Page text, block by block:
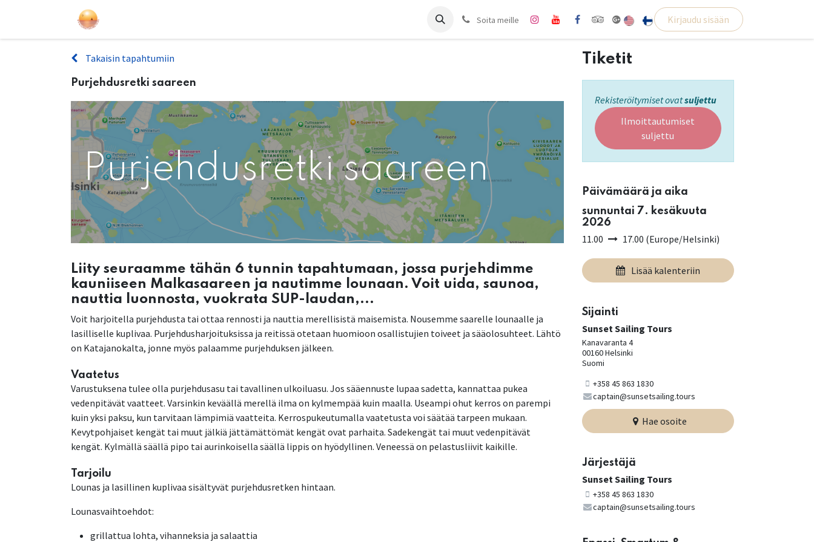
Ota yhteyttäSoita meille Kirjaudu sisään
Takaisin tapahtumiin
Purjehdusretki saareen
Purjehdusretki saareen
Liity seuraamme tähän 6 tunnin tapahtumaan, jossa purjehdimme
kauniiseen Malkasaareen ja nautimme lounaan. Voit uida, saunoa,
nauttia luonnosta, vuokrata SUP-laudan,...
Voit harjoitella purjehdusta tai ottaa rennosti ja nauttia merellisistä maisemista. Nousemme saarelle lounaalle ja
lasilliselle kuplivaa. Purjehdusharjoituksissa ja reitissä otetaan huomioon osallistujien toiveet ja sääolosuhteet. Lähtö
on Katajanokalta, jonne myös palaamme purjehduksen jälkeen.
Vaatetus
Varustuksena tulee olla purjehdusasu tai tavallinen ulkoiluasu. Jos sääennuste lupaa sadetta, kannattaa pukea
vedenpitävät vaatteet. Varsinkin keväällä merellä ilma on kylmempää kuin maalla. Useampi ohut kerros on parempi
kuin yksi paksu, kun tarvitaan lämpimiä vaatteita. Kerrospukeutumalla vaatetusta voi säätää tarpeen mukaan.
Kevytpohjaiset kengät tai muut jälkiä jättämättömät kengät ovat parhaita. Sadekengät tai muut vedenpitävät
kengät. Kylmällä säällä pipo tai aurinkoisella säällä lippis on hyödyllinen. Veneessä on pelastusliivit kaikille.
Tarjoilu
Lounas ja lasillinen kuplivaa sisältyvät purjehdusretken hintaan.
Lounasvaihtoehdot:
grillattua lohta, vihanneksia ja salaattia
Tiketit
Rekisteröitymiset ovatsuljettu
Ilmoittautumiset
suljettu
Päivämäärä ja aika
sunnuntai 7. kesäkuuta
2026
11.00 17.00 (Europe/Helsinki)
Lisää kalenteriin
Sijainti
Sunset Sailing Tours
Kanavaranta 4
00160 Helsinki
Suomi
+358 45 863 1830
captain@sunsetsailing.tours
Hae osoite
Järjestäjä
Sunset Sailing Tours
+358 45 863 1830
captain@sunsetsailing.tours